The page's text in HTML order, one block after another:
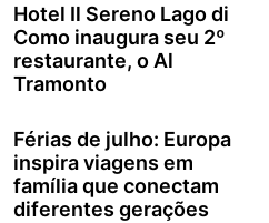
Hotel Il Sereno Lago di
Como inaugura seu 2º
restaurante, o Al
Tramonto
Férias de julho: Europa
inspira viagens em
família que conectam
diferentes gerações